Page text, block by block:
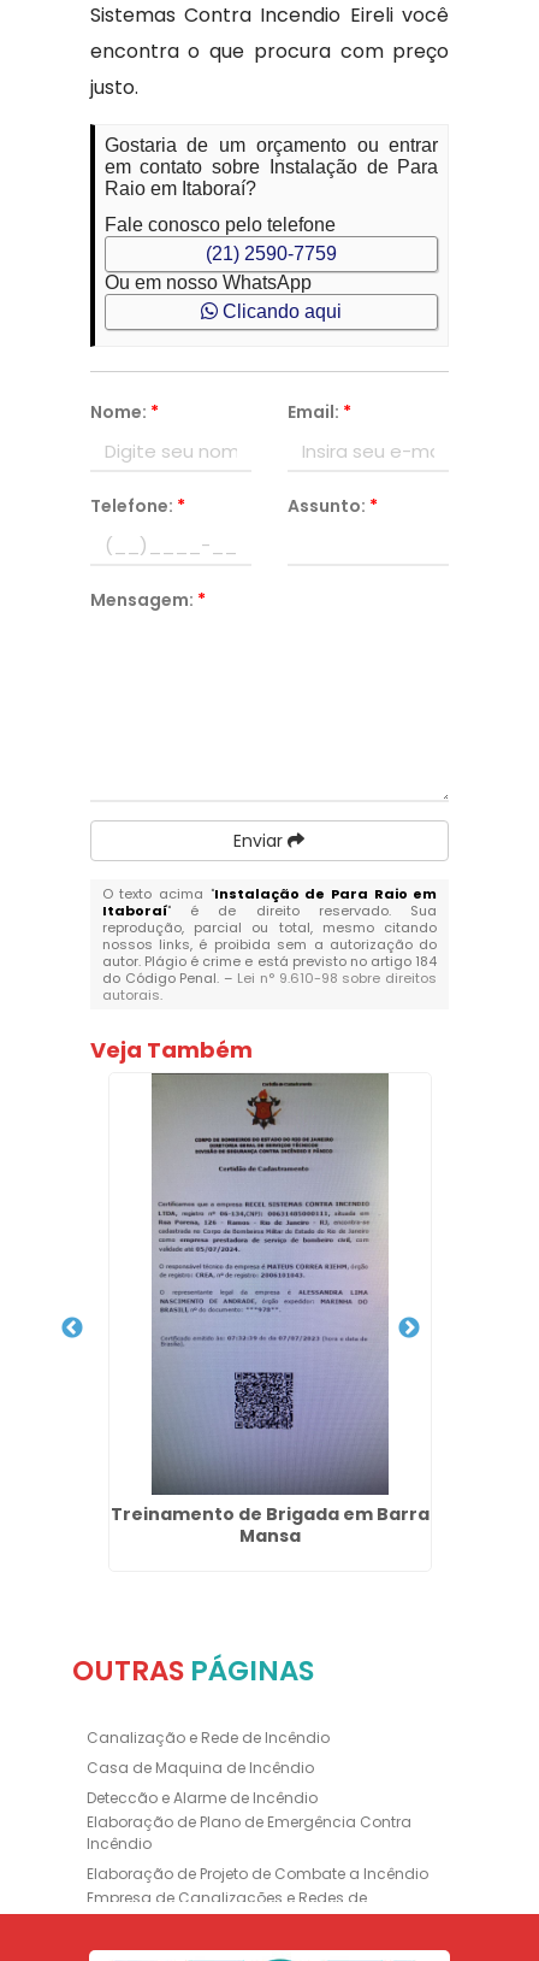
Sistemas Contra Incendio Eireli você
encontra o que procura com preço
justo.
Gostaria de um orçamento ou entrar
em contato sobre Instalação de Para
Raio em Itaboraí?
Fale conosco pelo telefone
(21) 2590-7759
Ou em nosso WhatsApp
Clicando aqui
Nome: * Email: *
Telefone: * Assunto: *
Mensagem: *
Enviar
O texto acima "Instalação de Para Raio em
Itaboraí" é de direito reservado. Sua
reprodução, parcial ou total, mesmo citando
nossos links, é proibida sem a autorização do
autor. Plágio é crime e está previsto no artigo 184
do Código Penal. – Lei n° 9.610-98 sobre direitos
autorais.
Veja Também
Treinamento de Brigada em Barra
Mansa
OUTRAS PÁGINAS
Canalização e Rede de Incêndio
Casa de Maquina de Incêndio
Deteccão e Alarme de Incêndio
Elaboração de Plano de Emergência Contra
Incêndio
Elaboração de Projeto de Combate a Incêndio
Empresa de Canalizações e Redes de
Incêndio
Empresa de Extintores